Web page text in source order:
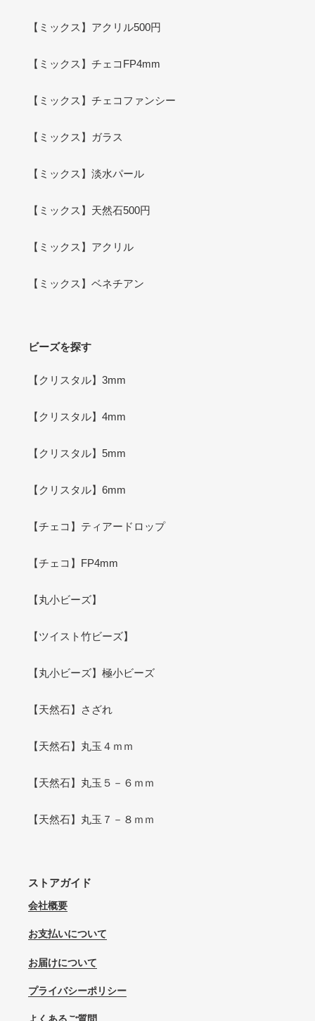
【ミックス】アクリル500円
【ミックス】チェコFP4mm
【ミックス】チェコファンシー
【ミックス】ガラス
【ミックス】淡水パール
【ミックス】天然石500円
【ミックス】アクリル
【ミックス】ベネチアン
ビーズを探す
【クリスタル】3mm
【クリスタル】4mm
【クリスタル】5mm
【クリスタル】6mm
【チェコ】ティアードロップ
【チェコ】FP4mm
【丸小ビーズ】
【ツイスト竹ビーズ】
【丸小ビーズ】極小ビーズ
【天然石】さざれ
【天然石】丸玉４ｍｍ
【天然石】丸玉５－６ｍｍ
【天然石】丸玉７－８ｍｍ
ストアガイド
会社概要
お支払いについて
お届けについて
プライバシーポリシー